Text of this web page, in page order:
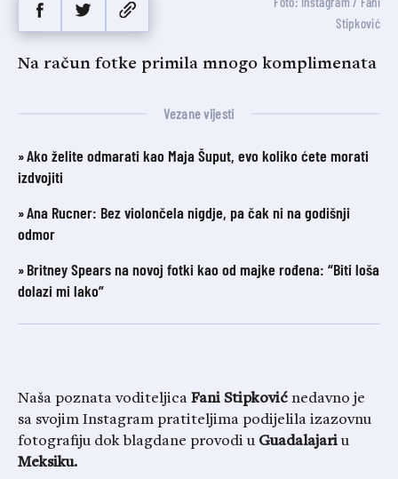
Stipković
Na račun fotke primila mnogo komplimenata
Vezane vijesti
Ako želite odmarati kao Maja Šuput, evo koliko ćete morati
izdvojiti
Ana Rucner: Bez violončela nigdje, pa čak ni na godišnji
odmor
Britney Spears na novoj fotki kao od majke rođena: “Biti loša
dolazi mi lako”
Naša poznata voditeljica Fani Stipković nedavno je
sa svojim Instagram pratiteljima podijelila izazovnu
fotografiju dok blagdane provodi u Guadalajariu
Meksiku.